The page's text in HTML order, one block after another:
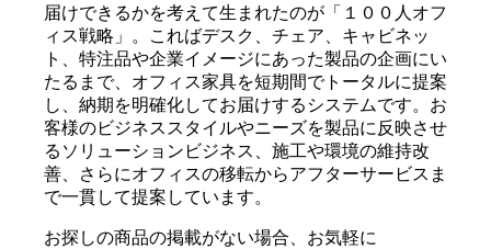
届けできるかを考えて生まれたのが「１００人オフ
ィス戦略」。こればデスク、チェア、キャビネッ
ト、特注品や企業イメージにあった製品の企画にい
たるまで、オフィス家具を短期間でトータルに提案
し、納期を明確化してお届けするシステムです。お
客様のビジネススタイルやニーズを製品に反映させ
るソリューションビジネス、施工や環境の維持改
善、さらにオフィスの移転からアフターサービスま
で一貫して提案しています。
お探しの商品の掲載がない場合、お気軽に